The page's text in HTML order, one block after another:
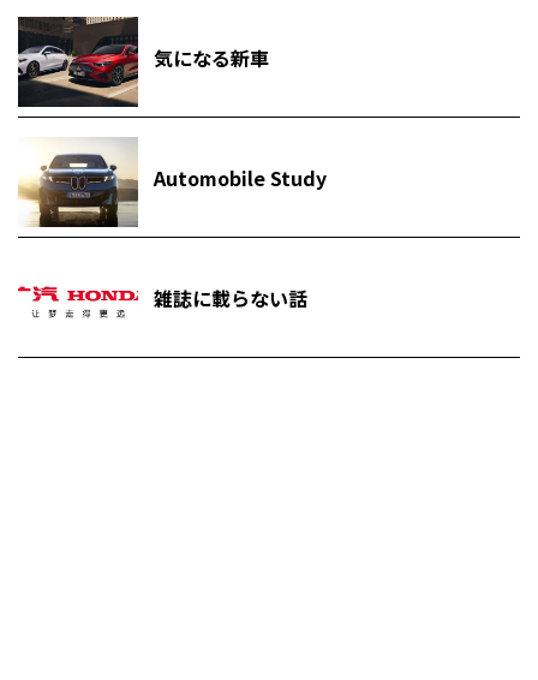
気になる新車
Automobile Study
雑誌に載らない話